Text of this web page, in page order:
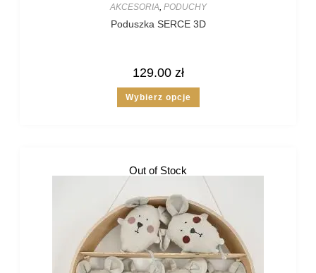
AKCESORIA, PODUCHY
Poduszka SERCE 3D
129.00 zł
Wybierz opcje
Out of Stock